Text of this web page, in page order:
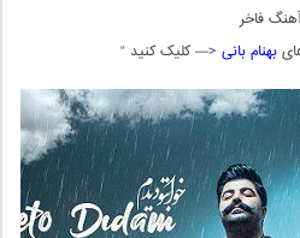
آهنگ فاخر
بهنام بانی <— کلیک کنید “